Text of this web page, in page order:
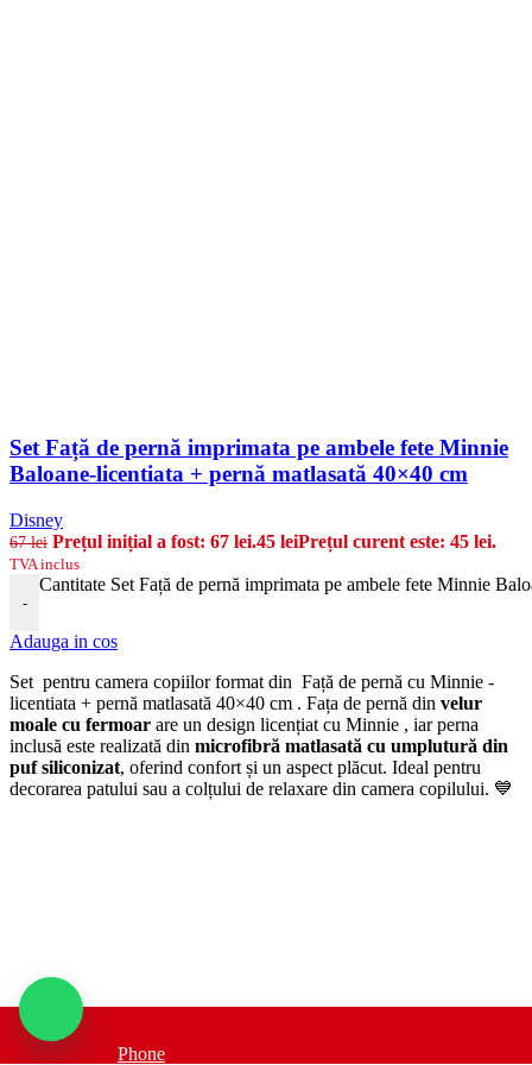
Set Față de pernă imprimata pe ambele fete Minnie
Baloane-licentiata + pernă matlasată 40×40 cm
Disney
67lei Prețul inițial a fost: 67 lei.45 leiPrețul curent este: 45 lei.
TVA inclus
-
Cantitate Set Față de pernă imprimata pe ambele fete Minnie
Adauga in cos
Set pentru camera copiilor format din Față de pernă cu Minnie -
licentiata + pernă matlasată 40×40 cm . Fața de pernă din velur
moale cu fermoar are un design licențiat cu Minnie , iar perna
inclusă este realizată din microfibră matlasată cu umplutură din
puf siliconizat, oferind confort și un aspect plăcut. Ideal pentru
decorarea patului sau a colțului de relaxare din camera copilului. 💙
Phone